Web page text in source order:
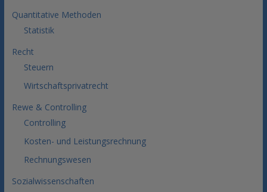
Quantitative Methoden
Statistik
Recht
Steuern
Wirtschaftsprivatrecht
Rewe & Controlling
Controlling
Kosten- und Leistungsrechnung
Rechnungswesen
Sozialwissenschaften